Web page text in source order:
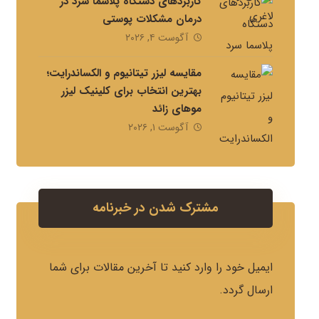
درمان مشکلات پوستی
آگوست ۴, ۲۰۲۶
مقایسه لیزر تیتانیوم و الکساندرایت؛
بهترین انتخاب برای کلینیک لیزر
موهای زائد
آگوست ۱, ۲۰۲۶
مشترک شدن در خبرنامه
ایمیل خود را وارد کنید تا آخرین مقالات برای شما
ارسال گردد.